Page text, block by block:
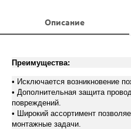
Описание
Преимущества:
• Исключается возникновение
• Дополнительная защита
повреждений.
• Широкий ассортимент
монтажные задачи.